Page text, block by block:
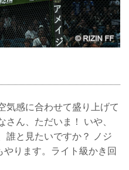
気感に合わせて盛り上げて
さん、ただいま！ いや、
誰と見たいですか？ ノジ
ります。ライト級かき回